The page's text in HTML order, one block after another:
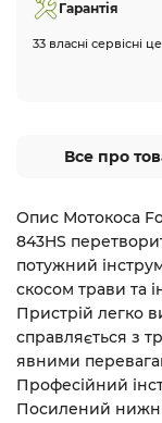
Гарантія
33 власні сервісні
Все про
Опис Мотокоса
843HS
потужний
скосом трави та
Пристрій легко
справляється з
явними
Професійний
Посилений